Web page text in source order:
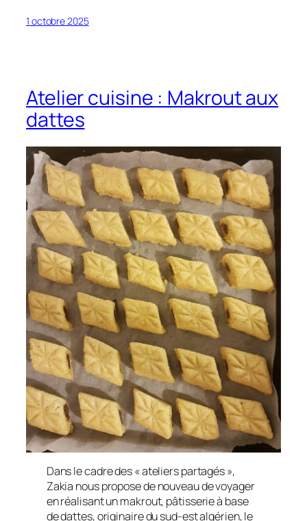
1 octobre 2025
Atelier cuisine : Makrout aux
dattes
Dans le cadre des « ateliers partagés »,
Zakia nous propose de nouveau de voyager
en réalisant un makrout, pâtisserie à base
de dattes, originaire du sud-est algérien, le